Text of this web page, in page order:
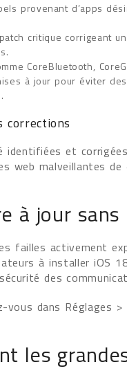
provenant d’apps
critique corrigeant
CoreBluetooth,
à jour pour éviter
corrections
et
web malveillantes
à jour
failles activement
à installer iOS
des
dans Réglages >
les